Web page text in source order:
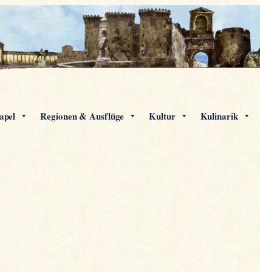
Regionen & Ausflüge Kultur Kulinarik